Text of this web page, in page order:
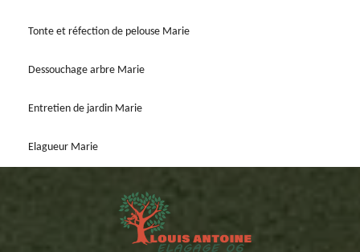
Tonte et réfection de pelouse Marie
Dessouchage arbre Marie
Entretien de jardin Marie
Elagueur Marie